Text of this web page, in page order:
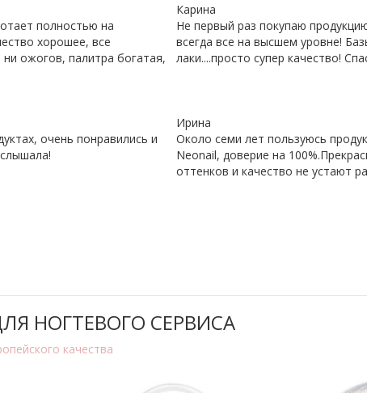
полностью на
хорошее, все
ни ожогов, палитра богатая,
Карина
Не первый раз покупаю
всегда все на высшем уровне!
лаки....просто супер качество!
очень понравились и
Ирина
Около семи лет пользуюсь
Neonail, доверие на
оттенков и качество не устают
НОГТЕВОГО СЕРВИСА
качества